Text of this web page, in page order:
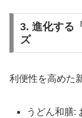
3. 進化する
ズ
利便性を高めた
うどん和膳: